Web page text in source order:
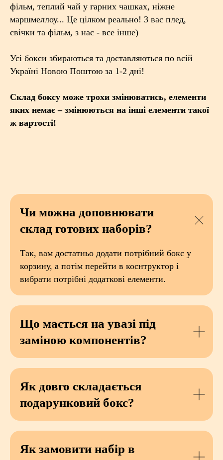
фільм, теплий чай у гарних чашках, ніжне
маршмеллоу... Це цілком реально! З вас плед,
свічки та фільм, з нас - все інше)
Усі бокси збираються та доставляються по всій
Україні Новою Поштою за 1-2 дні!
Склад боксу може трохи змінюватись, елементи
яких немає – змінюються на інші елементи такої
ж вартості!
Чи можна доповнювати
склад готових наборів?
Так, вам достатньо додати потрібний бокс у
корзину, а потім перейти в коснтруктор і
вибрати потрібні додаткові елементи.
Що мається на увазі під
заміною компонентів?
Як довго складається
подарунковий бокс?
Як замовити набір в